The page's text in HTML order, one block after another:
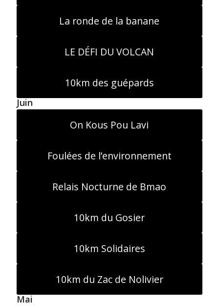
La ronde de la banane
LE DÉFI DU VOLCAN
10km des guépards
Juin
On Kous Pou Lavi
Foulées de l’environnement
Relais Nocturne de Bmao
10km du Gosier
10km Solidaires
10km du Zac de Nolivier
Mai